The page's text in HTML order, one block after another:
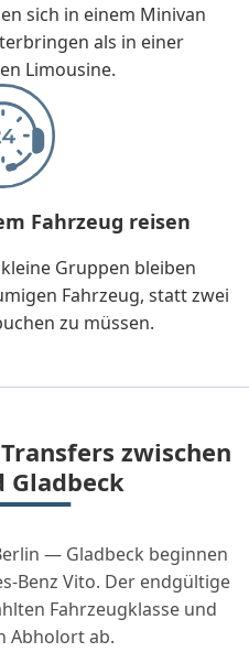
sich in einem Minivan
als in einer
Limousine.
Fahrzeug reisen
Gruppen bleiben
Fahrzeug, statt zwei
zu müssen.
zwischen
Gladbeck
— Gladbeck beginnen
Benz Vito. Der endgültige
Fahrzeugklasse und
Abholort ab.